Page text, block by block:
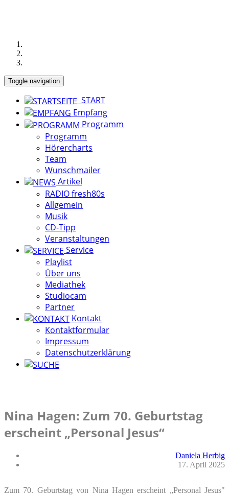
Toggle navigation
START
Empfang
Programm
Programm
Hörercharts
Team
Wunschmailer
Artikel
RADIO fresh80s
Allgemein
Musik
CD-Tipp
Veranstaltungen
Service
Playlist
Über uns
Mediathek
Studiocam
Partner
Kontakt
Kontaktformular
Impressum
Datenschutzerklärung
Nina Hagen: Zum 70. Geburtstag
erscheint „Personal Jesus“
Daniela Herbig
17. April 2025
Zum 70. Geburtstag von Nina Hagen erscheint „Personal Jesus"